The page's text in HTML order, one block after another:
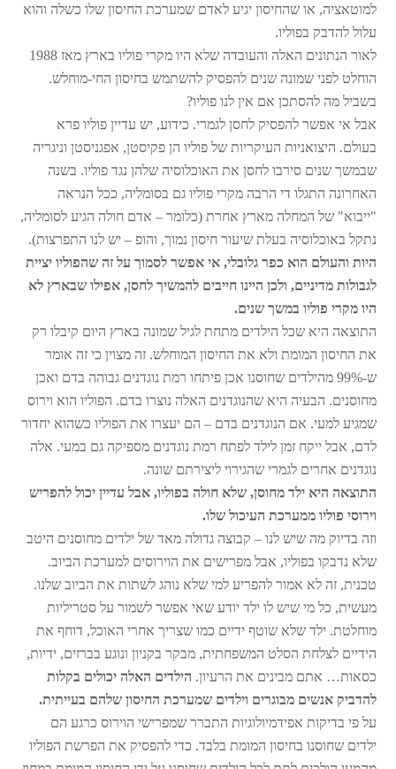
למוטאציה, או שהחיסון יגיע לאדם שמערכת החיסון שלו כשלה והוא
עלול להדבק בפוליו.
לאור הנתונים האלה והעובדה שלא היו מקרי פוליו בארץ מאז 1988
הוחלט לפני שמונה שנים להפסיק להשתמש בחיסון החי-מוחלש.
בשביל מה להסתכן אם אין לנו פוליו?
אבל אי אפשר להפסיק לחסן לגמרי. כידוע, יש עדיין פוליו פרא
בעולם. היצואניות העיקריות של פוליו הן פקיסטן, אפגניסטן וניגריה
שבמשך שנים סירבו לחסן את האוכלוסיה שלהן נגד פוליו. בשנה
האחרונה התגלו די הרבה מקרי פוליו גם בסומליה, ככל הנראה
"ייבוא" של המחלה מארץ אחרת (כלומר – אדם חולה הגיע לסומליה,
נתקל באוכלוסיה בעלת שיעור חיסון נמוך, והופ – יש לנו התפרצות).
היות והעולם הוא כפר גלובלי, אי אפשר לסמוך על זה שהפוליו יציית
לגבולות מדיניים, ולכן היינו חייבים להמשיך לחסן, אפילו שבארץ לא
היו מקרי פוליו במשך שנים.
התוצאה היא שכל הילדים מתחת לגיל שמונה בארץ היום קיבלו רק
את החיסון המומת ולא את החיסון המוחלש. זה מצוין כי זה אומר
ש-99% מהילדים שחוסנו אכן פיתחו רמת נוגדנים גבוהה בדם ואכן
מחוסנים. הבעיה היא שהנוגדנים האלה נוצרו בדם. הפוליו הוא וירוס
שמגיע למעי. אם הנוגדנים בדם – הם יעצרו את הפוליו כשהוא יחדור
לדם, אבל ייקח זמן לילד לפתח רמת נוגדנים מספיקה גם במעי. אלה
נוגדנים אחרים לגמרי שהגירוי ליצירתם שונה.
התוצאה היא ילד מחוסן, שלא חולה בפוליו, אבל עדיין יכול להפריש
וירוסי פוליו ממערכת העיכול שלו.
וזה בדיוק מה שיש לנו – קבוצה גדולה מאד של ילדים מחוסנים היטב
שלא נדבקו בפוליו, אבל מפרישים את הוירוסים למערכת הביוב.
טכנית, זה לא אמור להפריע למי שלא נוהג לשתות את הביוב שלנו.
מעשית, כל מי שיש לו ילד יודע שאי אפשר לשמור על סטריליות
מוחלטת. ילד שלא שוטף ידיים כמו שצריך אחרי האוכל, דוחף את
הידיים לצלחת הסלט המשפחתית, מבקר בקניון ונוגע בברזים, ידיות,
כסאות… אתם מבינים את הרעיון. הילדים האלה יכולים בקלות
להדביק אנשים מבוגרים וילדים שמערכת החיסון שלהם בעייתית.
על פי בדיקות אפידמיולוגיות התברר שמפרישי הוירוס כרגע הם
ילדים שחוסנו בחיסון המומת בלבד. כדי להפסיק את הפרשת הפוליו